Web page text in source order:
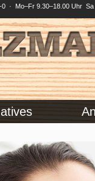
· Mo–Fr 9.30–18.00 Uhr